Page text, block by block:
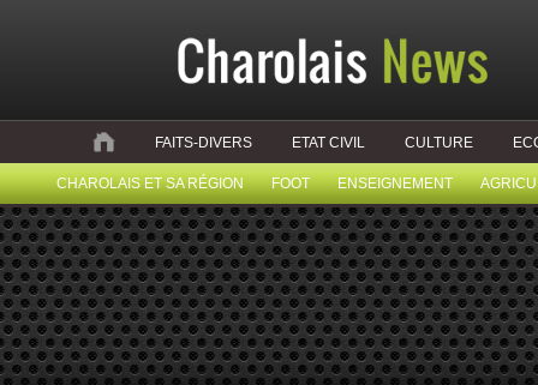
FAITS-DIVERS ETAT CIVIL CULTURE
CHAROLAIS ET SA RÉGION FOOT ENSEIGNEMENT